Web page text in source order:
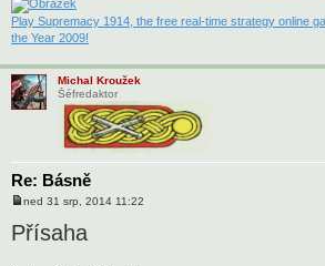
Play Supremacy 1914, the free real-time strategy online
the Year 2009!
Michal Kroužek
Šéfredaktor
Re: Básně
ř
ned 31 srp, 2014 11:22
Přísaha